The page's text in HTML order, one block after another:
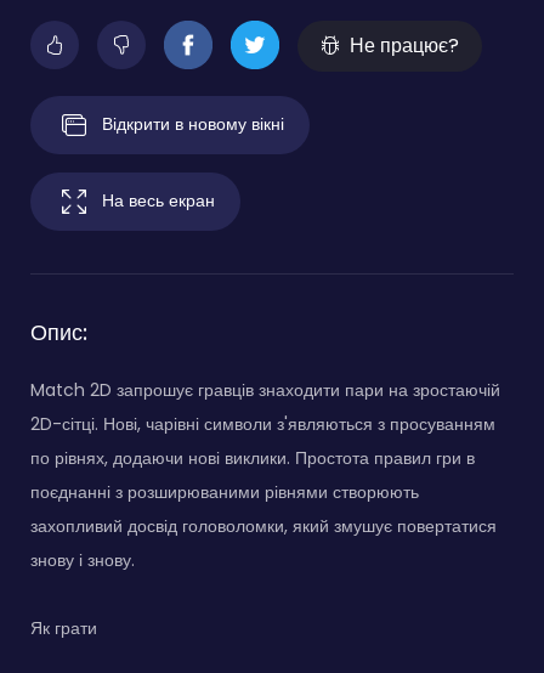
Не працює?
Відкрити в новому вікні
На весь екран
Опис:
Match 2D запрошує гравців знаходити пари на зростаючій
2D-сітці. Нові, чарівні символи з'являються з просуванням
по рівнях, додаючи нові виклики. Простота правил гри в
поєднанні з розширюваними рівнями створюють
захопливий досвід головоломки, який змушує повертатися
знову і знову.
Як грати